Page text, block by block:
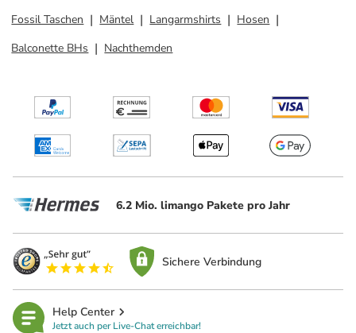
Fossil Taschen
Mäntel Langarmshirts
Hosen
Balconette BHs
Nachthemden
6.2 Mio. limango Pakete pro Jahr
Sichere Verbindung
Help Center
Jetzt auch per Live-Chat erreichbar!